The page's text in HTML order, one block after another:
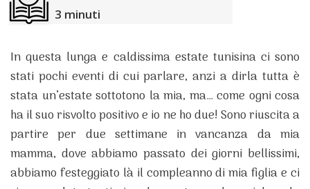
3 minuti
In questa lunga e caldissima estate tunisina ci sono
stati pochi eventi di cui parlare, anzi a dirla tutta è
stata un’estate sottotono la mia, ma… come ogni cosa
ha il suo risvolto positivo e io ne ho due! Sono riuscita a
partire per due settimane in vancanza da mia
mamma, dove abbiamo passato dei giorni bellissimi,
abbiamo festeggiato là il compleanno di mia figlia e ci